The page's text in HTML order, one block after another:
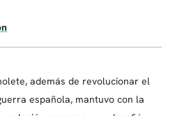
además de revolucionar el
española, mantuvo con la